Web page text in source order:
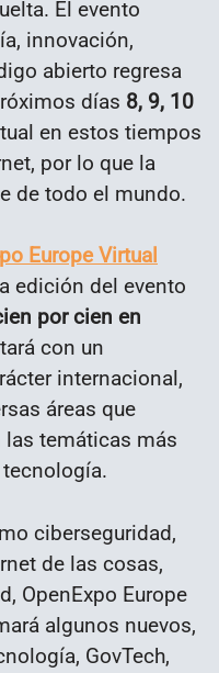
El evento
innovación,
abierto regresa
días 8, 9, 10
en estos tiempos
por lo que la
de todo el mundo.
Europe Virtual
edición del evento
por cien en
con un
internacional,
áreas que
las temáticas más
ciberseguridad,
de las cosas,
OpenExpo Europe
algunos nuevos,
GovTech,